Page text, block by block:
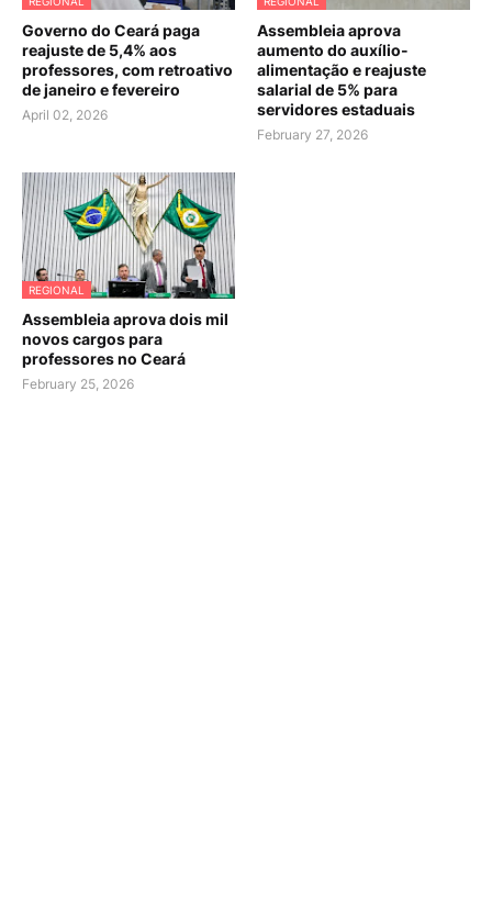
Governo do Ceará paga
reajuste de 5,4% aos
professores, com retroativo
de janeiro e fevereiro
April 02, 2026
Assembleia aprova
aumento do auxílio-
alimentação e reajuste
salarial de 5% para
servidores estaduais
February 27, 2026
REGIONAL
Assembleia aprova dois mil
novos cargos para
professores no Ceará
February 25, 2026